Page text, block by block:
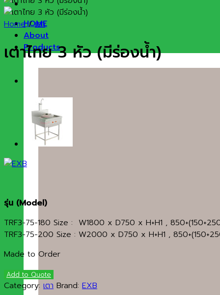
HOME
About
Products
Home / เตา
เตาไทย 3 หัว (มีร่องน้ำ)
รุ่น (Model)
TRF3-75-180 Size : W1800 x D750 x H+H1 ,
TRF3-75-200 Size : W2000 x D750 x H+H1 ,
Made to Order
Add to Quote
Category: เตา Brand: EXB